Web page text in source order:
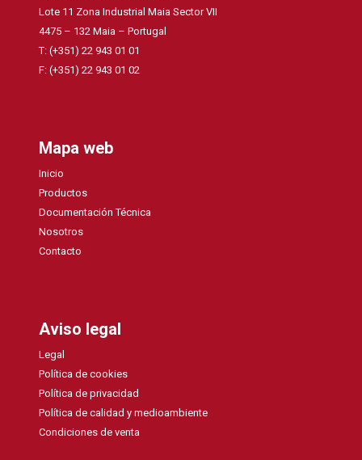
Lote 11 Zona Industrial Maia Sector VII
4475 – 132 Maia – Portugal
T: (+351) 22 943 01 01
F: (+351) 22 943 01 02
Mapa web
Inicio
Productos
Documentación Técnica
Nosotros
Contacto
Aviso legal
Legal
Política de cookies
Política de privacidad
Política de calidad y medioambiente
Condiciones de venta